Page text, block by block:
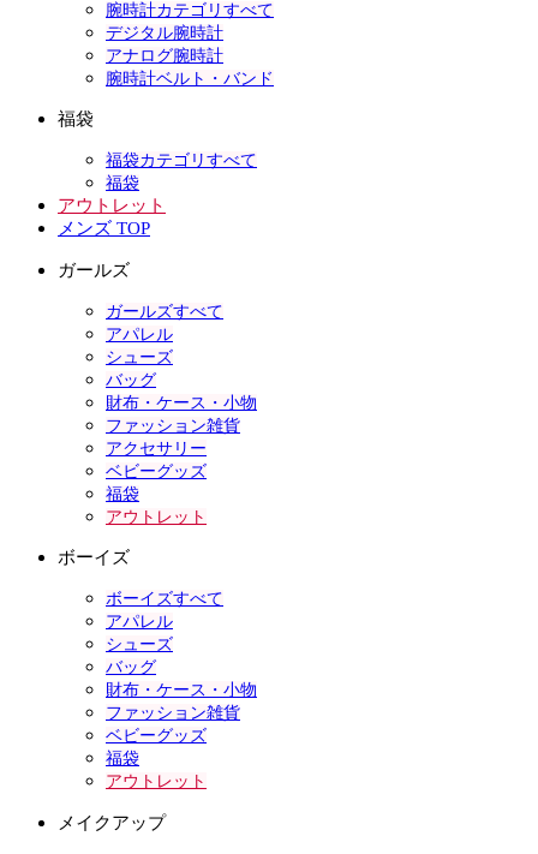
腕時計カテゴリすべて
デジタル腕時計
アナログ腕時計
腕時計ベルト・バンド
福袋
福袋カテゴリすべて
福袋
アウトレット
メンズ TOP
ガールズ
ガールズすべて
アパレル
シューズ
バッグ
財布・ケース・小物
ファッション雑貨
アクセサリー
ベビーグッズ
福袋
アウトレット
ボーイズ
ボーイズすべて
アパレル
シューズ
バッグ
財布・ケース・小物
ファッション雑貨
ベビーグッズ
福袋
アウトレット
メイクアップ